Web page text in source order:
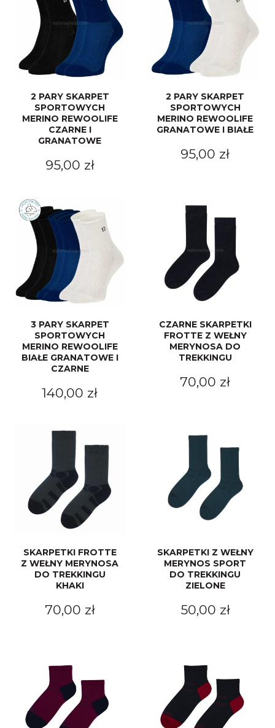
2 PARY SKARPET
SPORTOWYCH
MERINO REWOOLIFE
CZARNE I
GRANATOWE
95,00 zł
2 PARY SKARPET
SPORTOWYCH
MERINO REWOOLIFE
GRANATOWE I BIAŁE
95,00 zł
3 PARY SKARPET
SPORTOWYCH
MERINO REWOOLIFE
BIAŁE GRANATOWE I
CZARNE
140,00 zł
CZARNE SKARPETKI
FROTTE Z WEŁNY
MERYNOSA DO
TREKKINGU
70,00 zł
SKARPETKI FROTTE
Z WEŁNY MERYNOSA
DO TREKKINGU
KHAKI
70,00 zł
SKARPETKI Z WEŁNY
MERYNOS SPORT
DO TREKKINGU
ZIELONE
50,00 zł